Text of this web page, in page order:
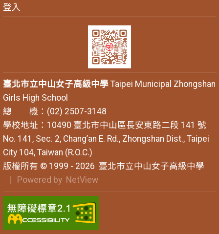
登入
臺北市立中山女子高級中學Taipei Municipal Zhongshan
Girls High School
總 機：(02) 2507-3148
學校地址：10490 臺北市中山區長安東路二段 141 號
No. 141, Sec. 2, Chang’an E. Rd., Zhongshan Dist., Taipei
City 104, Taiwan (R.O.C.)
版權所有 © 1999 - 2026 臺北市立中山女子高級中學
| Powered by NetView